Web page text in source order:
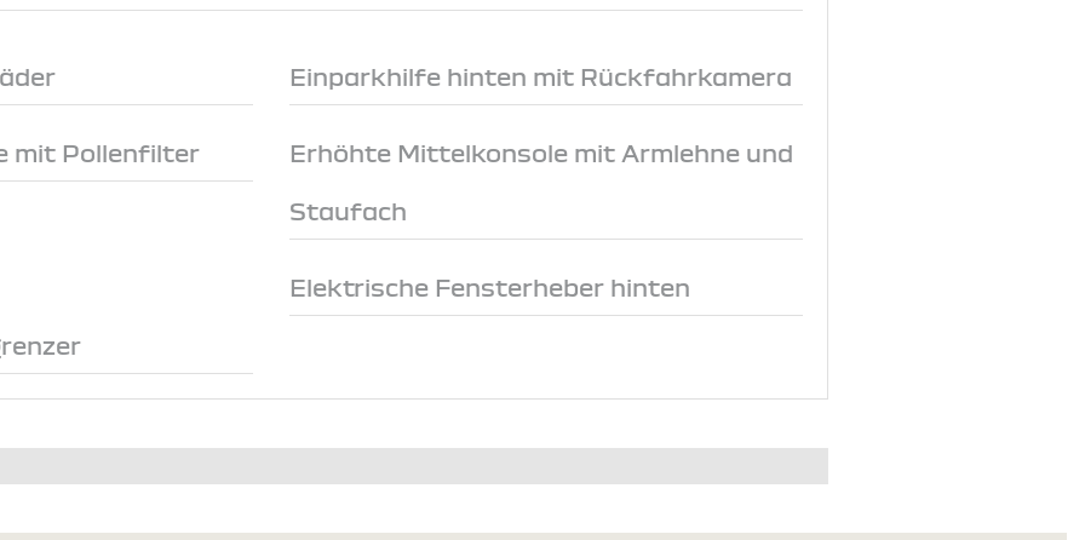
Einparkhilfe hinten mit Rückfahrkamera
mit Pollenfilter Erhöhte Mittelkonsole mit Armlehne und
Staufach
Elektrische Fensterheber hinten